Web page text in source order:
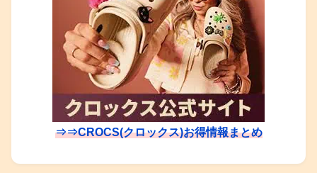
⇒⇒CROCS(クロックス)お得情報まとめ